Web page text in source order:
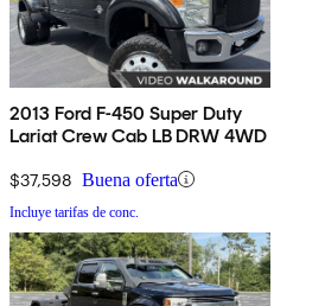
2013 Ford F-450 Super Duty
Lariat Crew Cab LB DRW 4WD
$37,598 Buena oferta
Incluye tarifas de conc.